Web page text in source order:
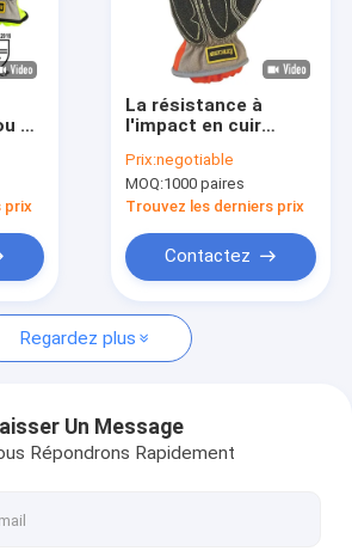
pompier
de tronçonneuse
de
prix
La résistance à
l'impact en cuir
de dégagement de
délivrance de paume
avec l'articulation de
Prix:negotiable
MOQ:1000 paires
Trouvez les derniers prix
Contactez
Regardez plus
Un Message
Répondrons Rapidement